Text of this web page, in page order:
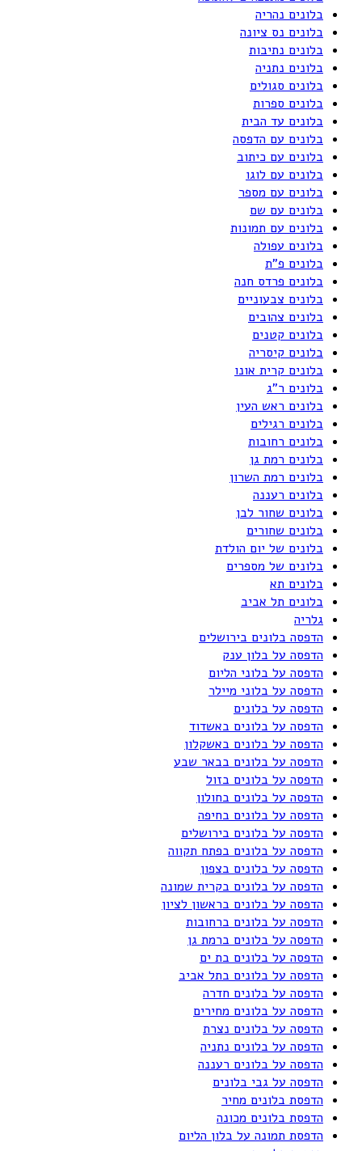
בלונים נהריה
בלונים נס ציונה
בלונים נתיבות
בלונים נתניה
בלונים סגולים
בלונים ספרות
בלונים עד הבית
בלונים עם הדפסה
בלונים עם כיתוב
בלונים עם לוגו
בלונים עם מספר
בלונים עם שם
בלונים עם תמונות
בלונים עפולה
בלונים פ"ת
בלונים פרדס חנה
בלונים צבעוניים
בלונים צהובים
בלונים קטנים
בלונים קיסריה
בלונים קרית אונו
בלונים ר"ג
בלונים ראש העין
בלונים רגילים
בלונים רחובות
בלונים רמת גן
בלונים רמת השרון
בלונים רעננה
בלונים שחור לבן
בלונים שחורים
בלונים של יום הולדת
בלונים של מספרים
בלונים תא
בלונים תל אביב
גלריה
הדפסה בלונים בירושלים
הדפסה על בלון ענק
הדפסה על בלוני הליום
הדפסה על בלוני מיילר
הדפסה על בלונים
הדפסה על בלונים באשדוד
הדפסה על בלונים באשקלון
הדפסה על בלונים בבאר שבע
הדפסה על בלונים בזול
הדפסה על בלונים בחולון
הדפסה על בלונים בחיפה
הדפסה על בלונים בירושלים
הדפסה על בלונים בפתח תקווה
הדפסה על בלונים בצפון
הדפסה על בלונים בקרית שמונה
הדפסה על בלונים בראשון לציון
הדפסה על בלונים ברחובות
הדפסה על בלונים ברמת גן
הדפסה על בלונים בת ים
הדפסה על בלונים בתל אביב
הדפסה על בלונים חדרה
הדפסה על בלונים מחירים
הדפסה על בלונים נצרת
הדפסה על בלונים נתניה
הדפסה על בלונים רעננה
הדפסה על גבי בלונים
הדפסת בלונים מחיר
הדפסת בלונים מכונה
הדפסת תמונה על בלון הליום